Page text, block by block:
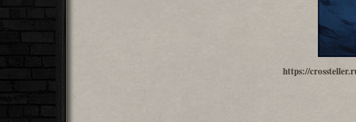
https://